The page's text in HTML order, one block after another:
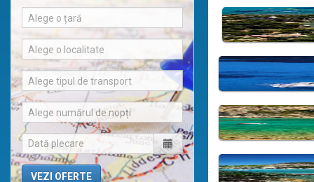
Alege o țară
Alege o localitate
Alege tipul de transport
Alege numărul de nopți